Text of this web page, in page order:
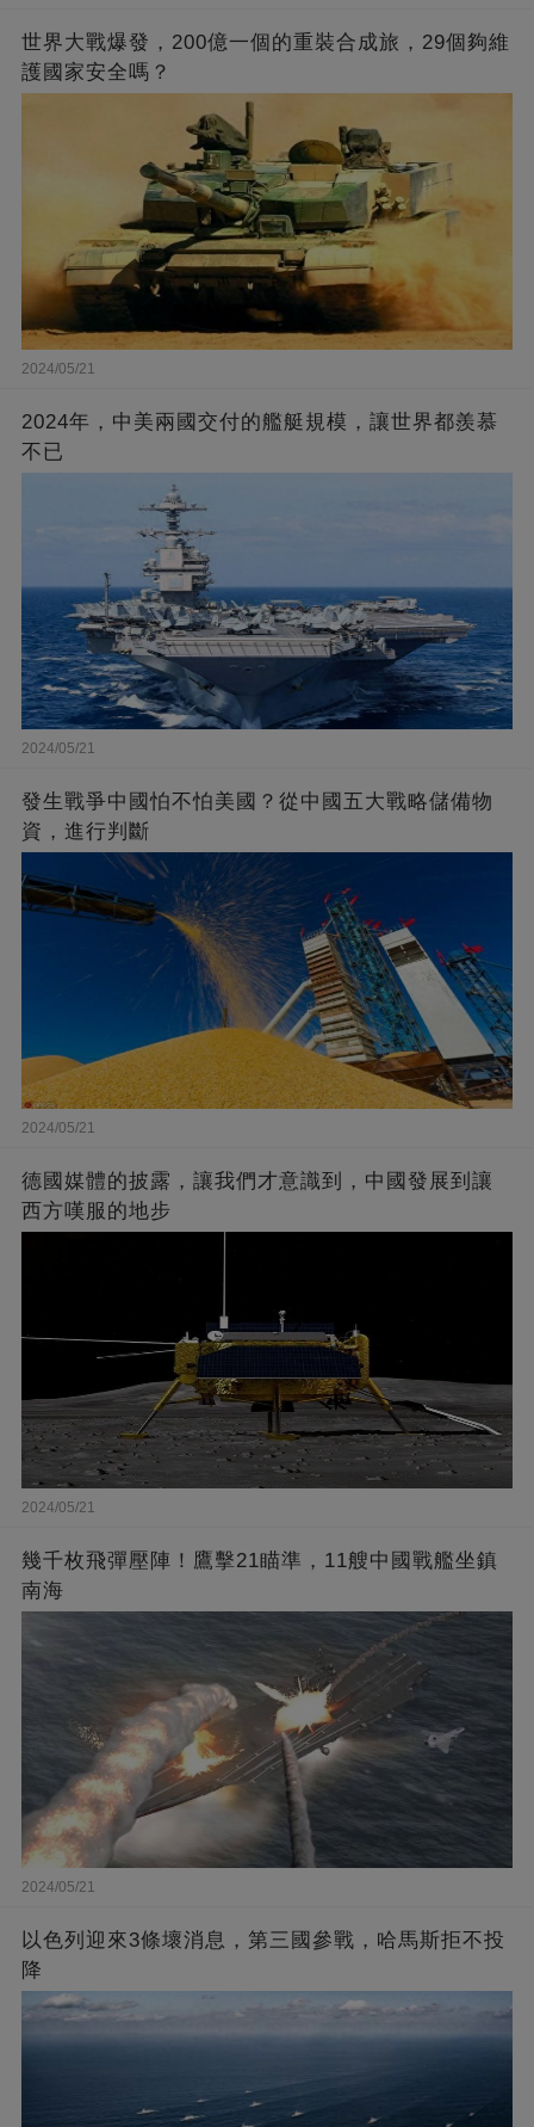
世界大戰爆發，200億一個的重裝合成旅，29個夠維
護國家安全嗎？
2024/05/21
2024年，中美兩國交付的艦艇規模，讓世界都羨慕
不已
2024/05/21
發生戰爭中國怕不怕美國？從中國五大戰略儲備物
資，進行判斷
2024/05/21
德國媒體的披露，讓我們才意識到，中國發展到讓
西方嘆服的地步
2024/05/21
幾千枚飛彈壓陣！鷹擊21瞄準，11艘中國戰艦坐鎮
南海
2024/05/21
以色列迎來3條壞消息，第三國參戰，哈馬斯拒不投
降